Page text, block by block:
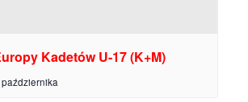
Kadetów U-17 (K+M)